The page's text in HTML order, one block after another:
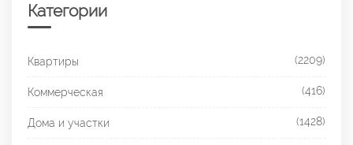
Категории
Квартиры (2209)
Коммерческая (416)
Дома и участки (1428)